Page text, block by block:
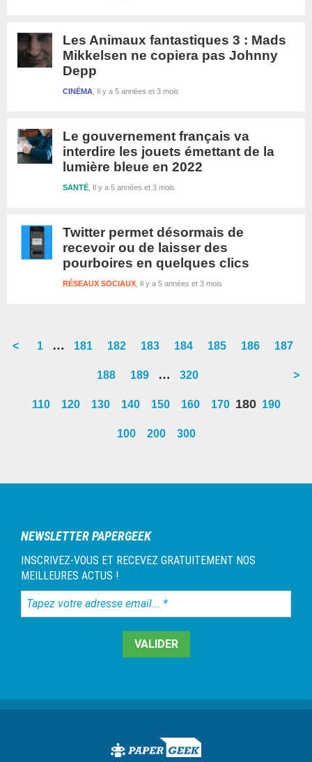
Les Animaux fantastiques 3 : Mads
Mikkelsen ne copiera pas Johnny
Depp
Il y a 5 années et 3 mois
CINÉMA
Le gouvernement français va
interdire les jouets émettant de la
lumière bleue en 2022
Il y a 5 années et 3 mois
SANTÉ
Twitter permet désormais de
recevoir ou de laisser des
pourboires en quelques clics
Il y a 5 années et 3 mois
RÉSEAUX SOCIAUX
<
Go
1
Interim
…
Go
page
181
Go
page
182
Go
page
183
Go
page
184
Go
185
Go
186
Go
page
187
Go
page
188
Go
page
189
Interim
omitted
…
Go
page
320 >
110 120 130 140 150 160 170 180 190
100 200 300
latérale
NEWSLETTER PAPERGEEK
INSCRIVEZ-VOUS ET RECEVEZ GRATUITEMENT NOS
MEILLEURES ACTUS !
Tapez
votre